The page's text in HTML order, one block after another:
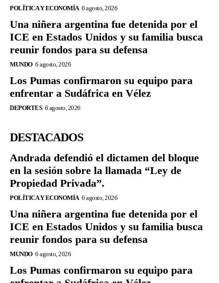
POLÍTICA Y ECONOMÍA 6 agosto, 2026
Una niñera argentina fue detenida por el
ICE en Estados Unidos y su familia busca
reunir fondos para su defensa
MUNDO 6 agosto, 2026
Los Pumas confirmaron su equipo para
enfrentar a Sudáfrica en Vélez
DEPORTES 6 agosto, 2026
DESTACADOS
Andrada defendió el dictamen del bloque
en la sesión sobre la llamada “Ley de
Propiedad Privada”.
POLÍTICA Y ECONOMÍA 6 agosto, 2026
Una niñera argentina fue detenida por el
ICE en Estados Unidos y su familia busca
reunir fondos para su defensa
MUNDO 6 agosto, 2026
Los Pumas confirmaron su equipo para